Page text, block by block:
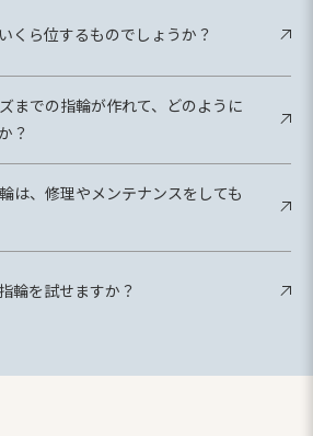
くら位するものでしょうか？
までの指輪が作れて、どのように
？
は、修理やメンテナンスをしても
輪を試せますか？